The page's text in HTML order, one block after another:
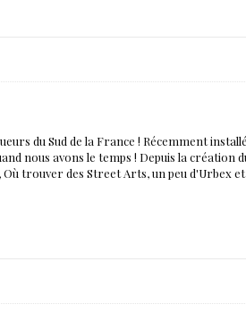
du Sud de la France ! Récemment
nous avons le temps ! Depuis la
Où trouver des Street Arts, un peu d'Urbex